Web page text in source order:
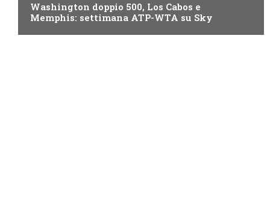
Washington doppio 500, Los Cabos e
Memphis: settimana ATP-WTA su Sky